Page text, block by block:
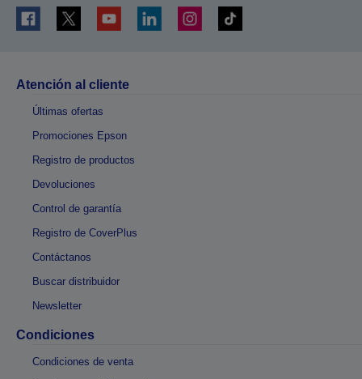
Atención al cliente
Últimas ofertas
Promociones Epson
Registro de productos
Devoluciones
Control de garantía
Registro de CoverPlus
Contáctanos
Buscar distribuidor
Newsletter
Condiciones
Condiciones de venta